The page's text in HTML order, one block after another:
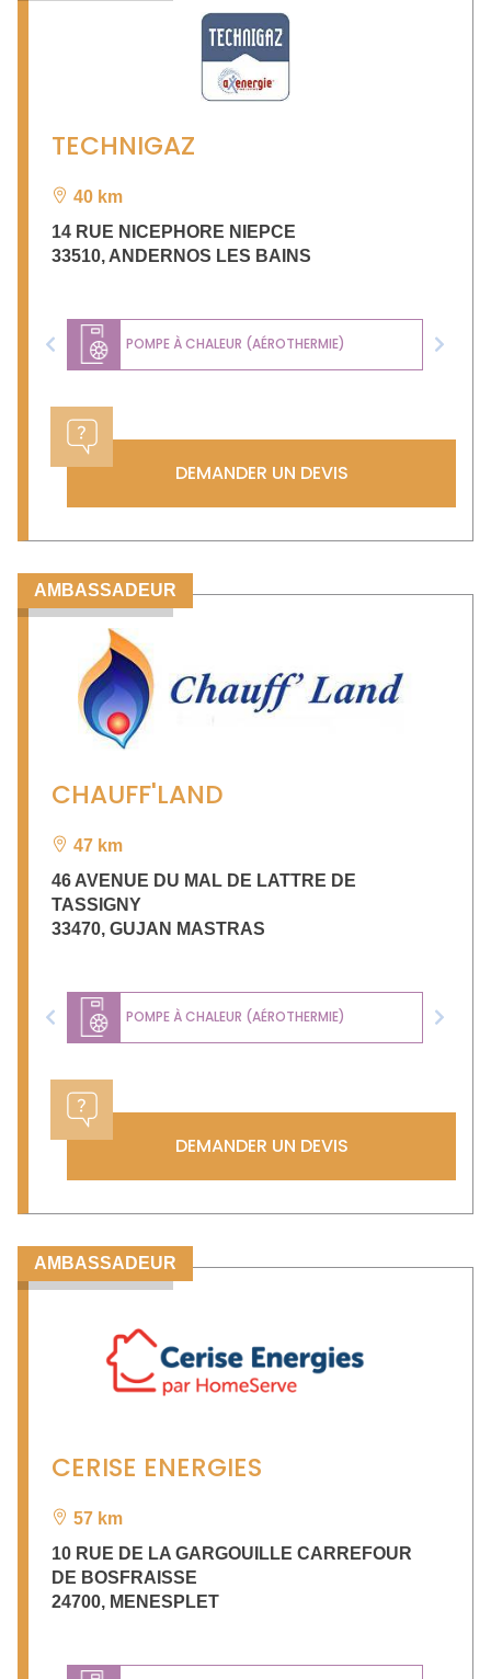
TECHNIGAZ
40 km
14 RUE NICEPHORE NIEPCE
33510, ANDERNOS LES BAINS
POMPE À CHALEUR (AÉROTHERMIE)
Previous Next
DEMANDER UN DEVIS
AMBASSADEUR
CHAUFF'LAND
47 km
46 AVENUE DU MAL DE LATTRE DE
TASSIGNY
33470, GUJAN MASTRAS
POMPE À CHALEUR (AÉROTHERMIE)
Previous Next
DEMANDER UN DEVIS
AMBASSADEUR
CERISE ENERGIES
57 km
10 RUE DE LA GARGOUILLE CARREFOUR
DE BOSFRAISSE
24700, MENESPLET